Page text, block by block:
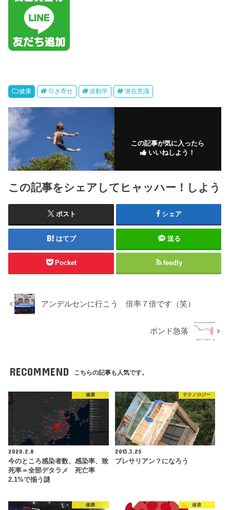
健康 引き寄せ 波動学 潜在意識
この記事が気に入ったら
いいねしよう！
この記事をシェアしてヒャッハー！しよう
ポスト シェア
はてブ 送る
Pocket feedly
アンデルセンに行こう 倍率７倍です（笑）
ポンド急落
RECOMMEND こちらの記事も人気です。
健康
2020.2.8
今のところ感染者数、感染率、致
死率＝全部デタラメ 死亡率
2.1%で揃う謎
テクノロジー
2013.3.25
ブレサリアン？になろう
健康 健康